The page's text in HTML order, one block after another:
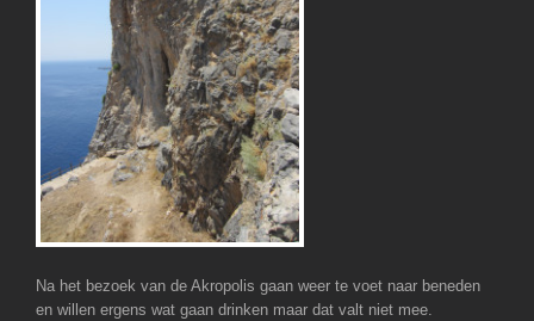
Na het bezoek van de Akropolis gaan weer te voet naar beneden
en willen ergens wat gaan drinken maar dat valt niet mee.